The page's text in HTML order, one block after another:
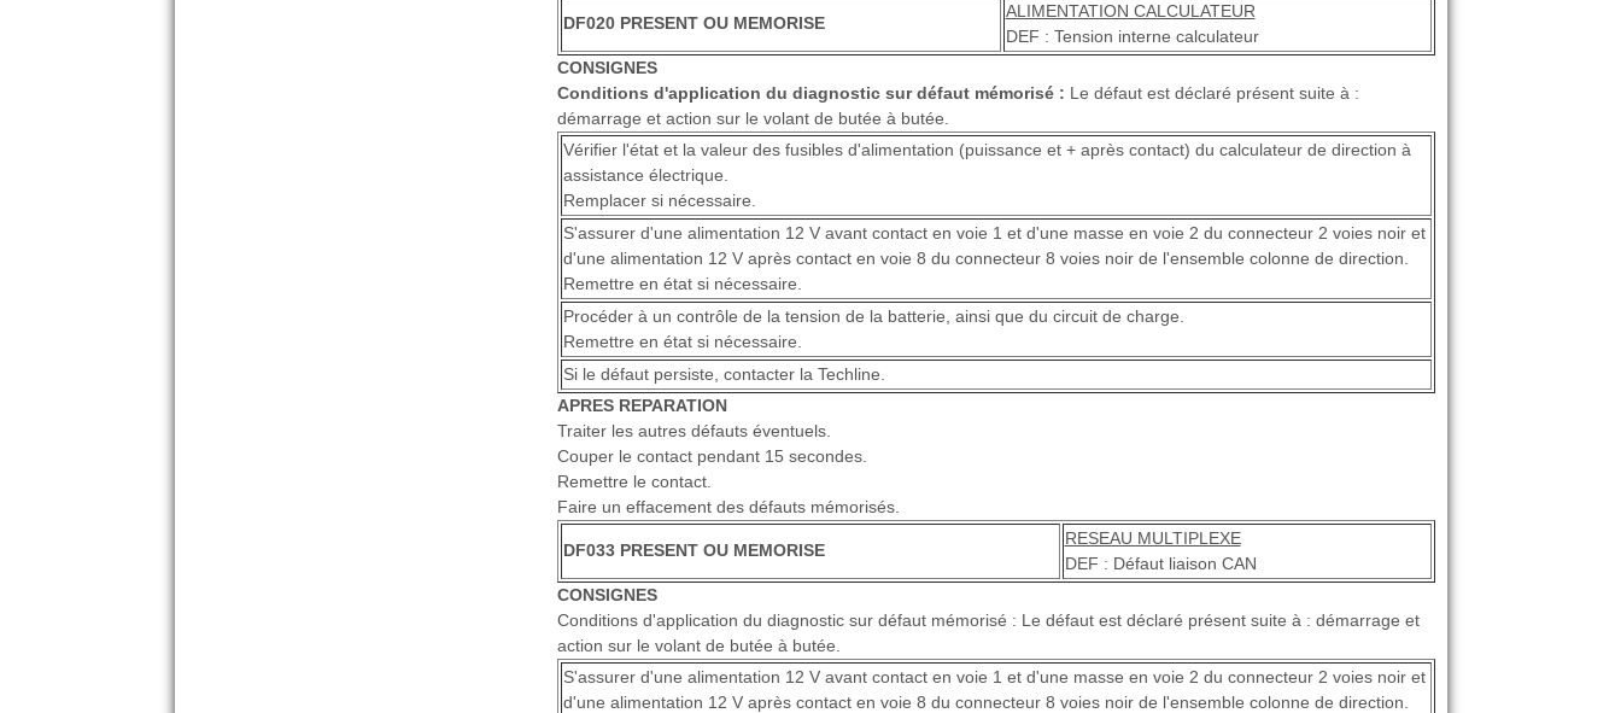
DF020 PRESENT OU MEMORISE
ALIMENTATION CALCULATEUR
DEF : Tension interne calculateur
CONSIGNES
Conditions d'application du diagnostic sur défaut mémorisé : Le défaut est déclaré présent suite à :
démarrage et action sur le volant de butée à butée.
Vérifier l'état et la valeur des fusibles d'alimentation (puissance et + après contact) du calculateur de direction à
assistance électrique.
Remplacer si nécessaire.
S'assurer d'une alimentation 12 V avant contact en voie 1 et d'une masse en voie 2 du connecteur 2 voies noir et
d'une alimentation 12 V après contact en voie 8 du connecteur 8 voies noir de l'ensemble colonne de direction.
Remettre en état si nécessaire.
Procéder à un contrôle de la tension de la batterie, ainsi que du circuit de charge.
Remettre en état si nécessaire.
Si le défaut persiste, contacter la Techline.
APRES REPARATION
Traiter les autres défauts éventuels.
Couper le contact pendant 15 secondes.
Remettre le contact.
Faire un effacement des défauts mémorisés.
DF033 PRESENT OU MEMORISE
RESEAU MULTIPLEXE
DEF : Défaut liaison CAN
CONSIGNES
Conditions d'application du diagnostic sur défaut mémorisé : Le défaut est déclaré présent suite à : démarrage et
action sur le volant de butée à butée.
S'assurer d'une alimentation 12 V avant contact en voie 1 et d'une masse en voie 2 du connecteur 2 voies noir et
d'une alimentation 12 V après contact en voie 8 du connecteur 8 voies noir de l'ensemble colonne de direction.